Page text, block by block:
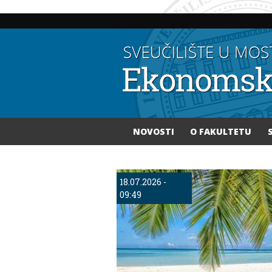
NOVOSTI O FAKULTETU
Vi ste ovdje
18.07.2026 -
09:49